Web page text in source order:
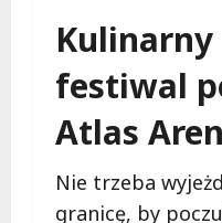
Kulinarny
festiwal
Atlas
Nie trzeba
granicę, by